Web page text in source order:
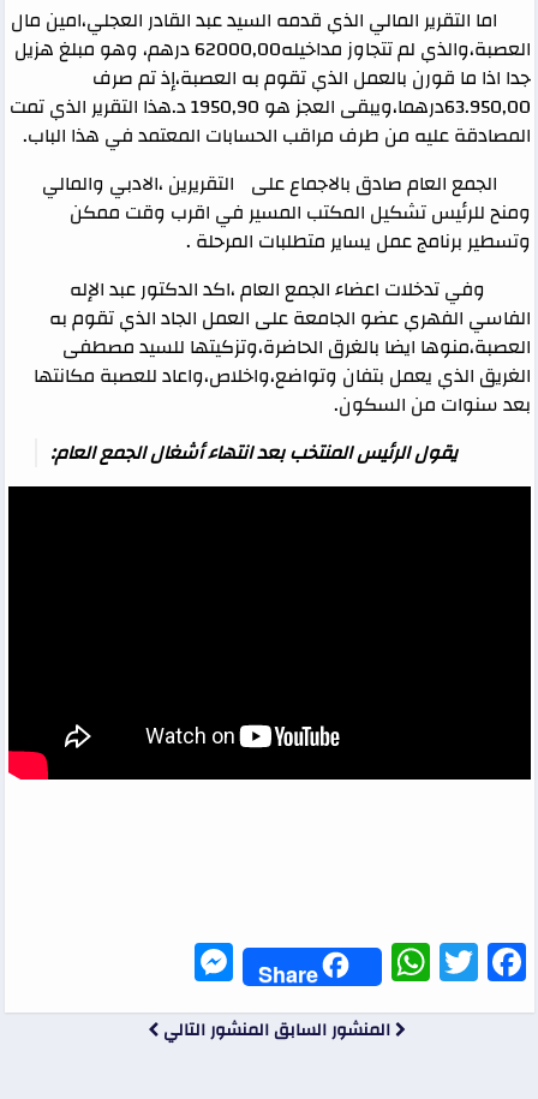
اما التقرير المالي الذي قدمه السيد عبد القادر العجلي،امين مال
العصبة،والذي لم تتجاوز مداخيله62000,00 درهم، وهو مبلغ هزيل
جدا اذا ما قورن بالعمل الذي تقوم به العصبة،إذ تم صرف
63.950,00درهما،ويبقى العجز هو 1950,90 د.هذا التقرير الذي تمت
المصادقة عليه من طرف مراقب الحسابات المعتمد في هذا الباب.
الجمع العام صادق بالاجماع على التقريرين ،الادبي والمالي
ومنح للرئيس تشكيل المكتب المسير في اقرب وقت ممكن
وتسطير برنامج عمل يساير متطلبات المرحلة .
وفي تدخلات اعضاء الجمع العام ،اكد الدكتور عبد الإله
الفاسي الفهري عضو الجامعة على العمل الجاد الذي تقوم به
العصبة،منوها ايضا بالغرق الحاضرة،وتزكيتها للسيد مصطفى
الغريق الذي يعمل بتفان وتواضع،واخلاص،واعاد للعصبة مكانتها
بعد سنوات من السكون.
يقول الرئيس المنتخب بعد انتهاء أشغال الجمع العام:
Facebook
Twitter
WhatsApp
Share
المنشور السابقالمنشور التالي